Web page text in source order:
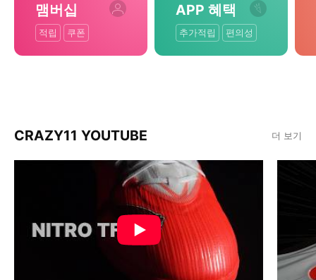
맴버십
적립 쿠폰
APP 혜택
추가적립 편의성
CRAZY11 YOUTUBE 더 보기